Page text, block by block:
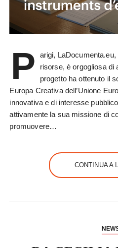
P
arigi,
risorse, è orgogliosa di
progetto ha ottenuto il
Europa Creativa dell’Unione
innovativa e di interesse
attivamente la sua missione di
promuovere…
CONTINUA A